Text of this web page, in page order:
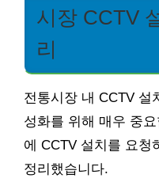
시장 CCTV
리
전통시장 내 CCTV 설
성화를 위해 매우 중
에 CCTV 설치를 요청
정리했습니다.